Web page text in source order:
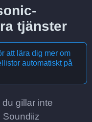
tjänster
att lära dig mer om
automatiskt på
gillar inte
Soundiiz